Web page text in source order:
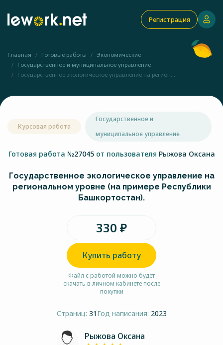
Регистрация
Главная Готовые работы
Экономические
Государственное и муниципальное управление
Государственное экологическое управление на регион...
Курсовая работа
Государственное и
муниципальное управление
Готовая работа №27045 от пользователя Рыжова Оксана
Государственное экологическое управление на
региональном уровне (на примере Республики
Башкортостан).
330 ₽
Купить работу
Файл с работой можно будет
скачать в личном кабинете после
покупки
Страниц: 31 Год написания: 2023
Рыжова Оксана